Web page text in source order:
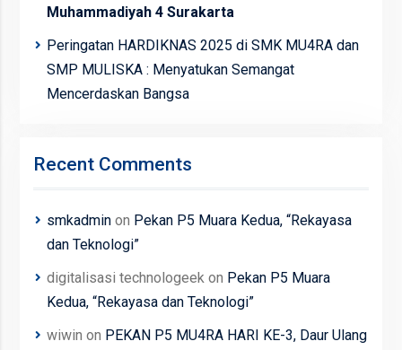
Muhammadiyah 4 Surakarta
Peringatan HARDIKNAS 2025 di SMK MU4RA dan
SMP MULISKA : Menyatukan Semangat
Mencerdaskan Bangsa
Recent Comments
smkadminon Pekan P5 Muara Kedua, “Rekayasa
dan Teknologi”
digitalisasi technologeekon Pekan P5 Muara
Kedua, “Rekayasa dan Teknologi”
wiwin on PEKAN P5 MU4RA HARI KE-3, Daur Ulang